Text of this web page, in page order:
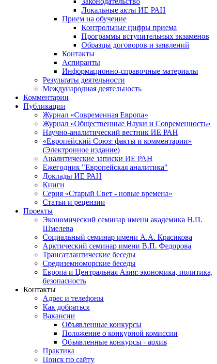
Локальные акты ИЕ РАН
Прием на обучение
Контрольные цифры приема
Программы вступительных экзаменов
Образцы договоров и заявлений
Контакты
Аспиранты
Информационно-справочные материалы
Результаты деятельности
Международная деятельность
Комментарии
Публикации
Журнал «Современная Европа»
Журнал «Общественные Науки и Современность»
Научно-аналитический вестник ИЕ РАН
«Европейский Союз: факты и комментарии»
(Электронное издание)
Аналитические записки ИЕ РАН
Ежегодник "Европейская аналитика"
Доклады ИЕ РАН
Книги
Серия «Старый Свет - новые времена»
Статьи и рецензии
Проекты
Экономический семинар имени академика Н.П.
Шмелева
Социальный семинар имени А.А. Красикова
Арктический семинар имени В.П. Федорова
Трансатлантические беседы
Средиземноморские беседы
Европа и Центральная Азия: экономика, политика,
безопасность
Контакты
Адрес и телефоны
Как добраться
Вакансии
Объявленные конкурсы
Положение о конкурной комиссии
Объявленные конкурсы - архив
Практика
Поиск по сайту